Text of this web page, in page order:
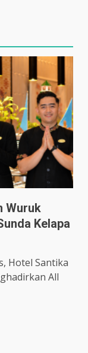
Wuruk
Kelapa
Hotel Santika
All